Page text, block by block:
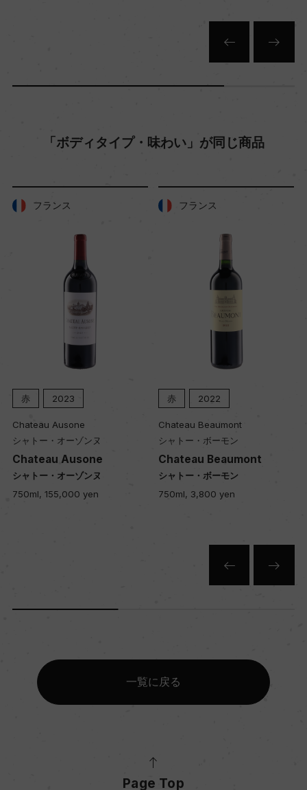
ー
土壌
品質分類・原産地呼称
A.O.C.ポイヤック
メドック 第5級格付
入数
12
色
「ボディタイプ・味わい」が同じ商品
フランス
赤 2023
Chateau Ausone
シャトー・オーゾンヌ
Chateau Ausone
シャトー・オーゾンヌ
750ml, 155,000 yen
フランス
赤 2022
Chateau Beaumont
シャトー・ボーモン
Chateau Beaumont
シャトー・ボーモン
750ml, 3,800 yen
一覧に戻る
Page Top